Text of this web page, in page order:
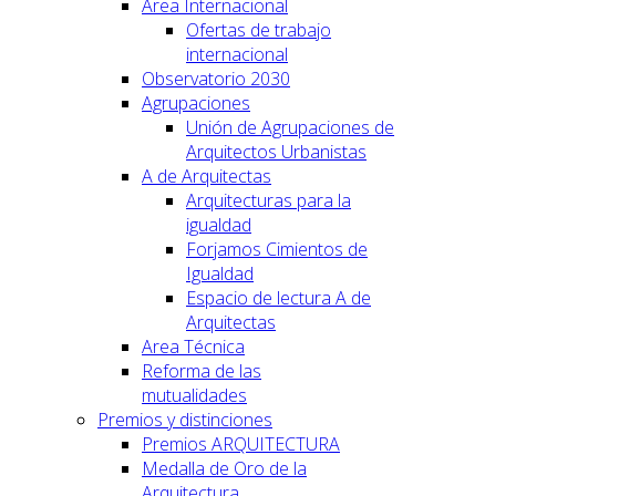
Área Internacional
Ofertas de trabajo
internacional
Observatorio 2030
Agrupaciones
Unión de Agrupaciones de
Arquitectos Urbanistas
A de Arquitectas
Arquitecturas para la
igualdad
Forjamos Cimientos de
Igualdad
Espacio de lectura A de
Arquitectas
Area Técnica
Reforma de las
mutualidades
Premios y distinciones
Premios ARQUITECTURA
Medalla de Oro de la